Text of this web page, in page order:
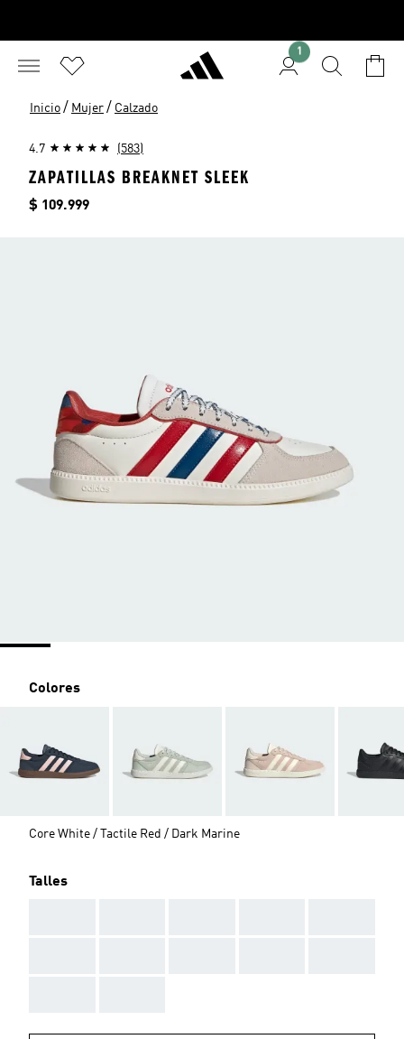
1
Inicio / Mujer / Calzado
4.7 (583)
ZAPATILLAS BREAKNET SLEEK
Precio
$ 109.999
Colores
Core White / Tactile Red / Dark Marine
Talles